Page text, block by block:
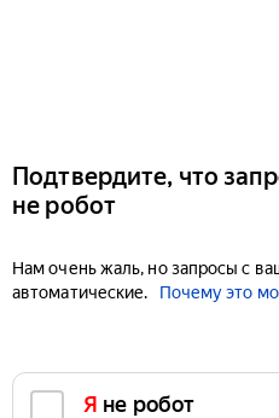
Подтвердите, что
не робот
Нам очень жаль, но запросы с
автоматические.
Почему это
Я не робот